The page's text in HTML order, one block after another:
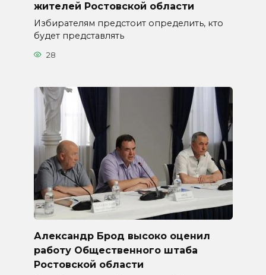
жителей Ростовской области
Избирателям предстоит определить, кто
будет представлять
28
Александр Брод высоко оценил
работу Общественного штаба
Ростовской области